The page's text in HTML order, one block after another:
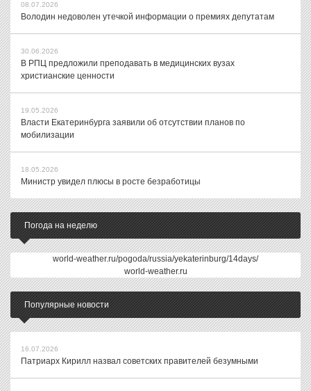
08.07.2026
Володин недоволен утечкой информации о премиях депутатам
30.06.2026
В РПЦ предложили преподавать в медицинских вузах
христианские ценности
19.05.2026
Власти Екатеринбурга заявили об отсутствии планов по
мобилизации
18.05.2026
Министр увидел плюсы в росте безработицы
Погода на неделю
world-weather.ru/pogoda/russia/yekaterinburg/14days/
world-weather.ru
Популярные новости
16.07.2026
Патриарх Кирилл назвал советских правителей безумными